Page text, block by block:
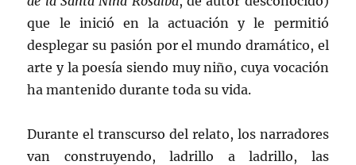
que le inició en la actuación y le permitió
desplegar su pasión por el mundo dramático, el
arte y la poesía siendo muy niño, cuya vocación
ha mantenido durante toda su vida.
Durante el transcurso del relato, los narradores
van construyendo, ladrillo a ladrillo, las